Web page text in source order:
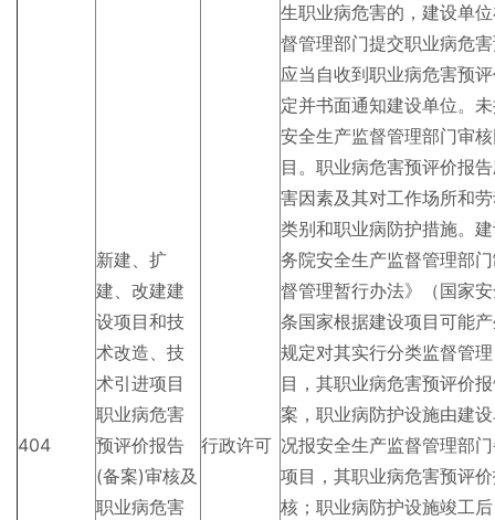
404
新建、扩
建、改建建
设项目和技
术改造、技
术引进项目
职业病危害
预评价报告
(备案)审核及
职业病危害
行政许可
生职业病危害的，建设单
督管理部门提交职业病危
应当自收到职业病危害预
定并书面通知建设单位。
安全生产监督管理部门审
目。职业病危害预评价报
害因素及其对工作场所和
类别和职业病防护措施。
务院安全生产监督管理部
督管理暂行办法》（国家
条国家根据建设项目可能
规定对其实行分类监督管
目，其职业病危害预评价
案，职业病防护设施由建
况报安全生产监督管理部
项目，其职业病危害预评
核；职业病防护设施竣工